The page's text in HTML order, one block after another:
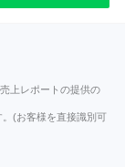
上レポートの提供の
(お客様を直接識別可